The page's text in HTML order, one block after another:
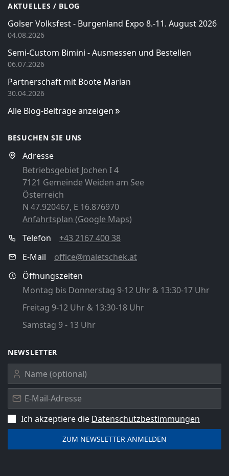
AKTUELLES / BLOG
Golser Volksfest - Burgenland Expo 8.-11. August 2026
04.08.2026
Semi-Custom Bimini - Ausmessen und Bestellen
06.07.2026
Partnerschaft mit Boote Marian
30.04.2026
Alle Blog-Beiträge anzeigen
BESUCHEN SIE UNS
Adresse
Betriebsgebiet Jochen I 4
7121 Gemeinde Weiden am See
Österreich
N 47.920467, E 16.876970
Anfahrtsplan (Google Maps)
Telefon
+43 2167 400 38
E-Mail
office@maletschek.at
Öffnungszeiten
Montag bis Donnerstag 9-12 Uhr & 13:30-17 Uhr
Freitag 9-12 Uhr & 13:30-18 Uhr
Samstag 9 - 13 Uhr
NEWSLETTER
Ich akzeptiere die Datenschutz­bestimmungen